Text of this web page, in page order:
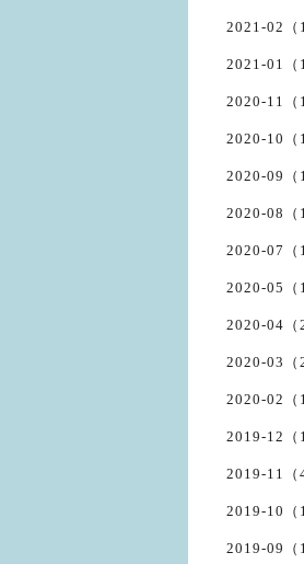
2021-02（1
2021-01（1
2020-11（1
2020-10（1
2020-09（1
2020-08（1
2020-07（1
2020-05（1
2020-04（2
2020-03（2
2020-02（1
2019-12（1
2019-11（4
2019-10（1
2019-09（1